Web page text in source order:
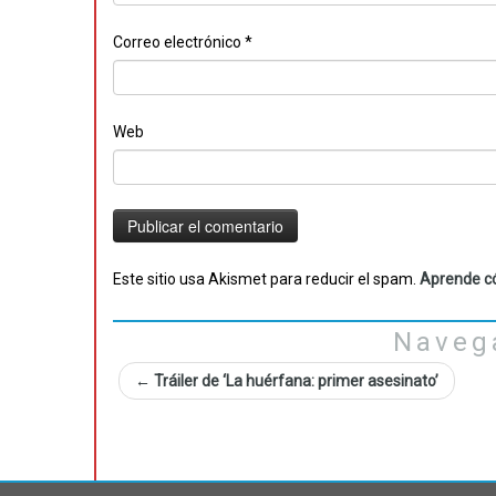
Correo electrónico *
Web
Este sitio usa Akismet para reducir el spam. Aprende
← Tráiler de ‘La huérfana: primer asesinato’